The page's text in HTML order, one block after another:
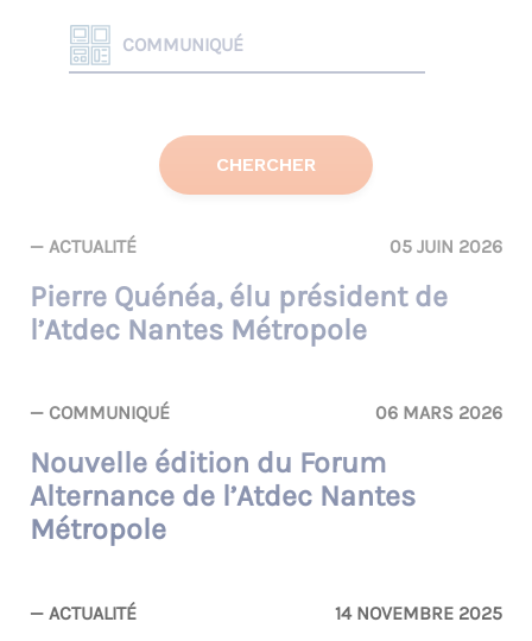
COMMUNIQUÉ
ACTUALITÉ
COMMUNIQUÉ
JOB DATING
PARTENARIAT
PUBLICATION
TÉMOIGNAGE
— ACTUALITÉ 05 JUIN 2026
Pierre Quénéa, élu président de
l’Atdec Nantes Métropole
— COMMUNIQUÉ 06 MARS 2026
Nouvelle édition du Forum
Alternance de l’Atdec Nantes
Métropole
— ACTUALITÉ 14 NOVEMBRE 2025